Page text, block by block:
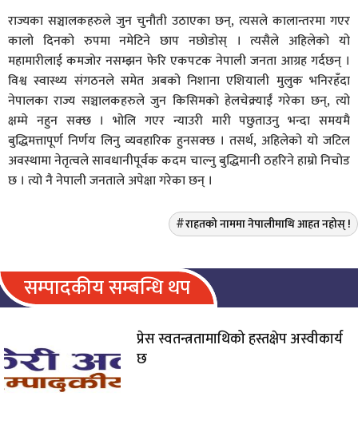
राज्यका सञ्चालकहरुले जुन चुनौती उठाएका छन्, त्यसले कालान्तरमा गएर
कालो दिनको रुपमा नमेटिने छाप नछोडोस् । त्यसैले अहिलेको यो
महामारीलाई कमजोर नसम्झन फेरि एकपटक नेपाली जनता आग्रह गर्दछन् ।
विश्व स्वास्थ्य संगठनले समेत अबको निशाना एशियाली मुलुक भनिरहँदा
नेपालका राज्य सञ्चालकहरुले जुन किसिमको हेलचेक्र्याईं गरेका छन्, त्यो
क्षम्मे नहुन सक्छ । भोलि गएर न्याउरी मारी पछुताउनु भन्दा समयमै
बुद्धिमत्तापूर्ण निर्णय लिनु व्यवहारिक हुनसक्छ । तसर्थ, अहिलेको यो जटिल
अवस्थामा नेतृत्वले सावधानीपूर्वक कदम चाल्नु बुद्धिमानी ठहरिने हाम्रो निचोड
छ । त्यो नै नेपाली जनताले अपेक्षा गरेका छन् ।
राहतको नाममा नेपालीमाथि आहत नहोस् !
सम्पादकीय सम्बन्धि थप
प्रेस स्वतन्त्रतामाथिको हस्तक्षेप अस्वीकार्य
छ